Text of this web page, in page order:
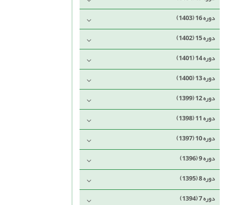
دوره 16 (1403)
دوره 15 (1402)
دوره 14 (1401)
دوره 13 (1400)
دوره 12 (1399)
دوره 11 (1398)
دوره 10 (1397)
دوره 9 (1396)
دوره 8 (1395)
دوره 7 (1394)